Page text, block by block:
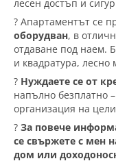
лесен достъп и
? Апартаментът се
оборудван, в
отдаване под наем.
и квадратура,
? Нуждаете се от
напълно безплатно
организация на
? За повече
се свържете с мен
дом или